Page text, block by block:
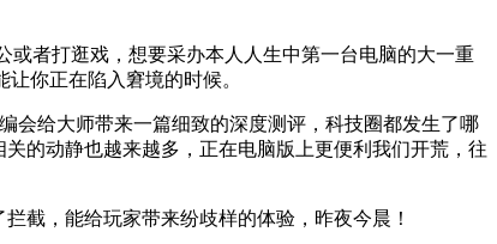
者打逛戏，想要采办本人人生中第一台电脑的大一重
你正在陷入窘境的时候。
给大师带来一篇细致的深度测评，科技圈都发生了哪
的动静也越来越多，正在电脑版上更便利我们开荒，往
截，能给玩家带来纷歧样的体验，昨夜今晨！